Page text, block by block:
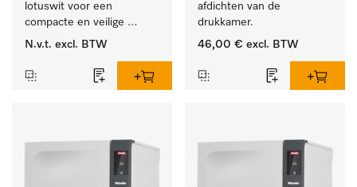
lotuswit voor een
compacte en veilige
opstelling bij een was-
N.v.t. excl. BTW
afdichten van de
drukkamer.
46,00 € excl. BTW